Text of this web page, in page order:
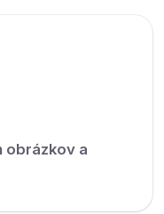
obrázkov a